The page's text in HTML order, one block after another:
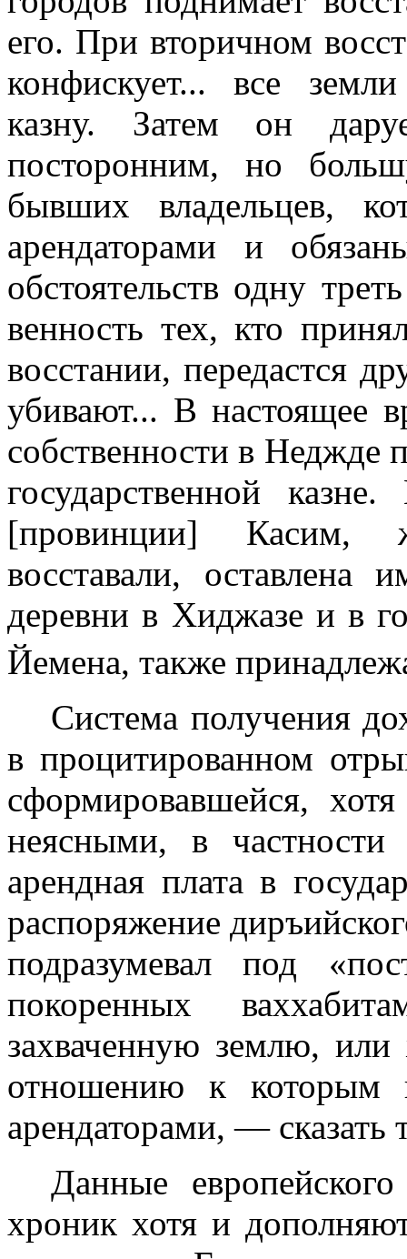
его. При вторичном
конфискует... все
казну. Затем он
посторонним, но
бывших вла­дельцев,
арендаторами и
обстоятельств одну
венность тех, кто
восстании, переда­стся
убивают... В настоящее
собственности в Неджде
государственной
[провинции] Касим,
восставали,
деревни в Хиджазе и в
Йемена, также
Система получения
в процитиро­ванном
сформировавшейся,
неясными, в
арендная плата в
распоряжение
подразумевал под
покоренных
захваченную землю, или
отношению к
которым
арендаторами, — сказать
Данные
хроник хотя и